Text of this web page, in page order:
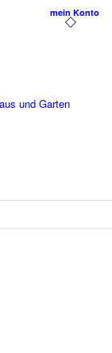
mein Konto